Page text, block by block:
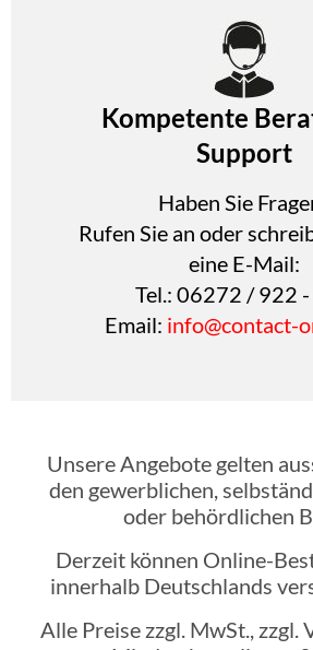
Kompetente
Support
Haben Sie
Rufen Sie an oder
eine E-Mail:
Tel.: 06272 / 922
Email: info@contact-
Unsere Angebote gelten
den gewerblichen,
oder behördlichen
Derzeit können Online-
innerhalb Deutschlands
Alle Preise zzgl. MwSt., zzgl.